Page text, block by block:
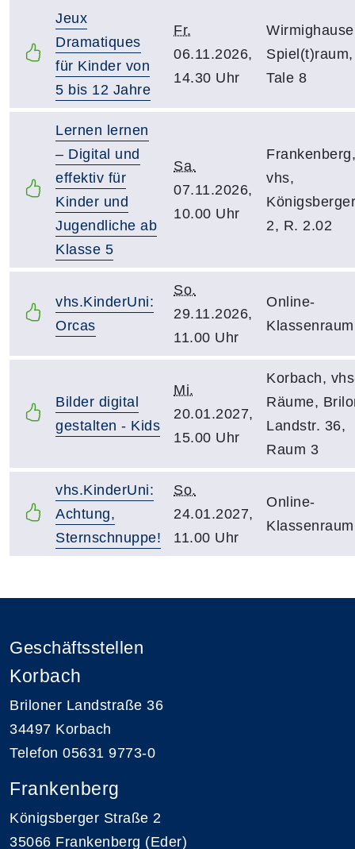
Jeux
Dramatiques
für Kinder von
5 bis 12 Jahre
Fr.
06.11.2026,
14.30 Uhr
Tale 8
Lernen lernen
– Digital und
effektiv für
Kinder und
Jugendliche ab
Klasse 5
Sa.
07.11.2026,
10.00 Uhr
Frankenberg,
vhs,
2, R. 2.02
vhs.KinderUni:
Orcas
So.
29.11.2026,
11.00 Uhr
Online-
Klassenraum
Bilder digital
gestalten - Kids
Mi.
20.01.2027,
15.00 Uhr
Korbach,
Räume,
Landstr. 36,
Raum 3
vhs.KinderUni:
Achtung,
Sternschnuppe!
So.
24.01.2027,
11.00 Uhr
Online-
Klassenraum
Geschäftsstellen
Korbach
Briloner Landstraße 36
34497 Korbach
Telefon 05631 9773-0
Frankenberg
Königsberger Straße 2
35066 Frankenberg (Eder)